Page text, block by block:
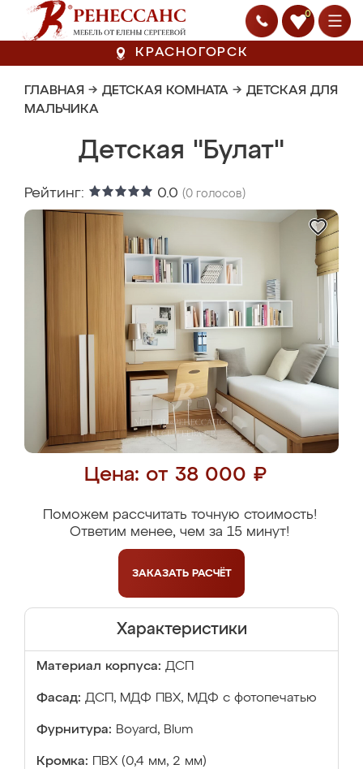
0
КРАСНОГОРСК
ГЛАВНАЯ → ДЕТСКАЯ КОМНАТА → ДЕТСКАЯ ДЛЯ
МАЛЬЧИКА
Детская "Булат"
Рейтинг: 0.0 (0 голосов)
Цена: от 38 000 ₽
Поможем рассчитать точную стоимость!
Ответим менее, чем за 15 минут!
ЗАКАЗАТЬ РАСЧЁТ
Характеристики
Материал корпуса: ДСП
Фасад: ДСП, МДФ ПВХ, МДФ с фотопечатью
Фурнитура: Boyard, Blum
Кромка: ПВХ (0,4 мм, 2 мм)